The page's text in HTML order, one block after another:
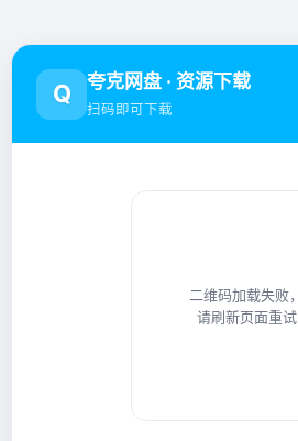
Q 夸克网盘 · 资源下载
扫码即可下载
二维码加载失败，
请刷新页面重试